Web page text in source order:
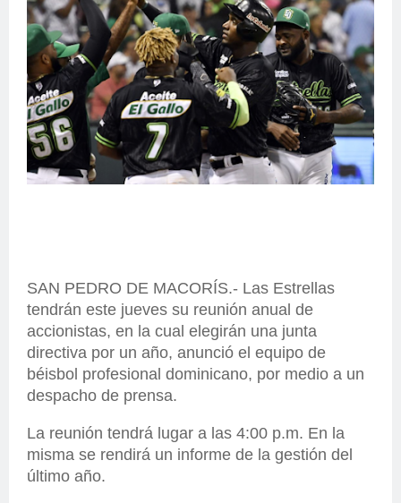
SAN PEDRO DE MACORÍS.- Las Estrellas
tendrán este jueves su reunión anual de
accionistas, en la cual elegirán una junta
directiva por un año, anunció el equipo de
béisbol profesional dominicano, por medio a un
despacho de prensa.
La reunión tendrá lugar a las 4:00 p.m. En la
misma se rendirá un informe de la gestión del
último año.